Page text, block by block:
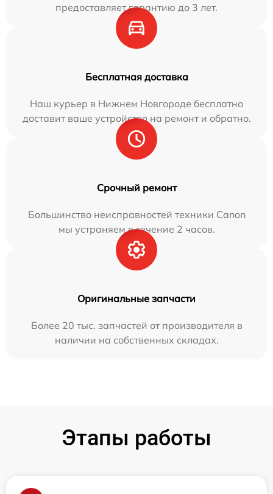
предоставляет гарантию до 3 лет.
Бесплатная доставка
Наш курьер в Нижнем Новгороде бесплатно
доставит ваше устройство на ремонт и обратно.
Срочный ремонт
Большинство неисправностей техники Canon
мы устраняем в течение 2 часов.
Оригинальные запчасти
Более 20 тыс. запчастей от производителя в
наличии на собственных складах.
Этапы работы